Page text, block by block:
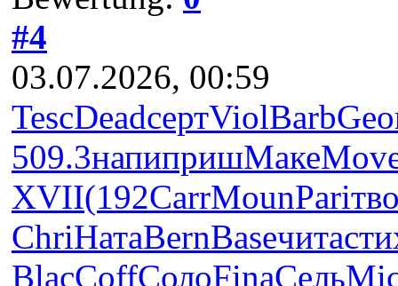
#4
03.07.2026, 00:59
TescDeadсертViolBarb
509.3напипришМаке
XVII(192CarrMounPari
ChriНатаBernBaseчита
BlacCoffСолоFinaСель